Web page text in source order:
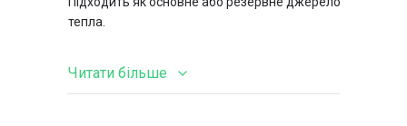
тепла.
Читати більше